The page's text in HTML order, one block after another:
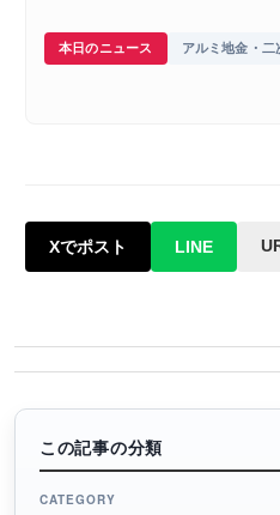
本日のニュース アルミ地金・二
Xでポスト LINE
この記事の分類
CATEGORY